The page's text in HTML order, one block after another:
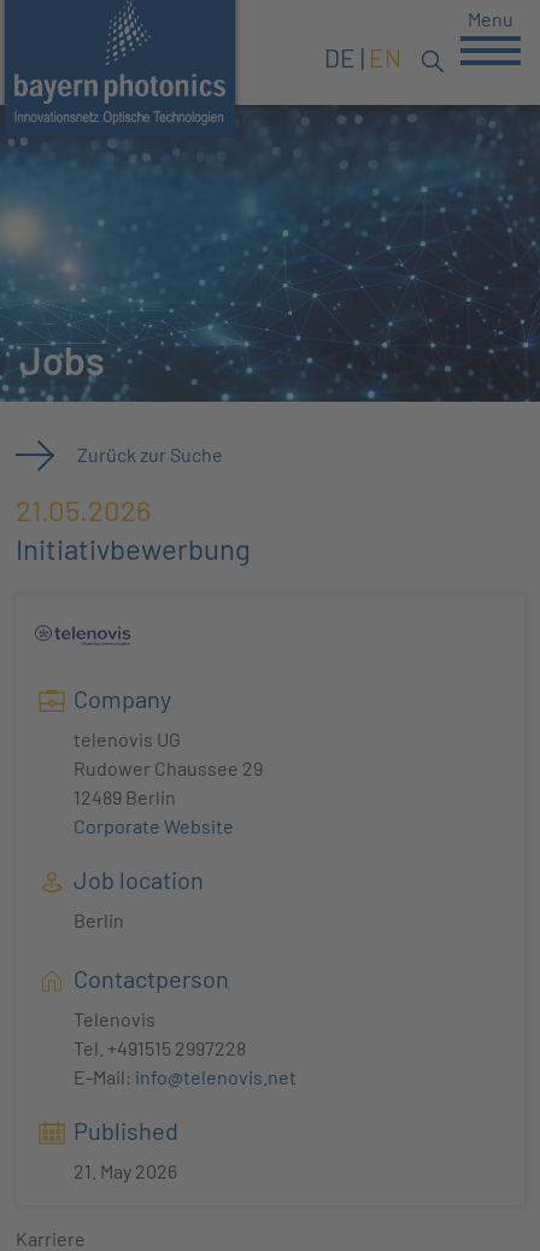
DE EN
Menu
Jobs
Zurück zur Suche
21.05.2026
Initiativbewerbung
Company
telenovis UG
Rudower Chaussee 29
12489 Berlin
Corporate Website
Job location
Berlin
Contactperson
Telenovis
Tel. +491515 2997228
E-Mail: info@telenovis.net
Published
21. May 2026
Karriere